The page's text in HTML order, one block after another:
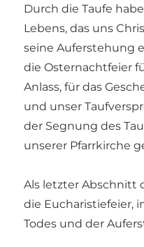
Durch die Taufe
Lebens, das uns
seine Auferstehung
die Osternachtfeier
Anlass, für das
und unser
der Segnung des
unserer Pfarrkirche
Als letzter Abschnitt
die Eucharistiefeier,
Todes und der